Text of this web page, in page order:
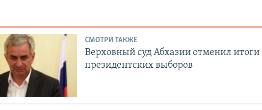
СМОТРИ ТАКЖЕ
Верховный суд Абхазии отменил итоги
президентских выборов